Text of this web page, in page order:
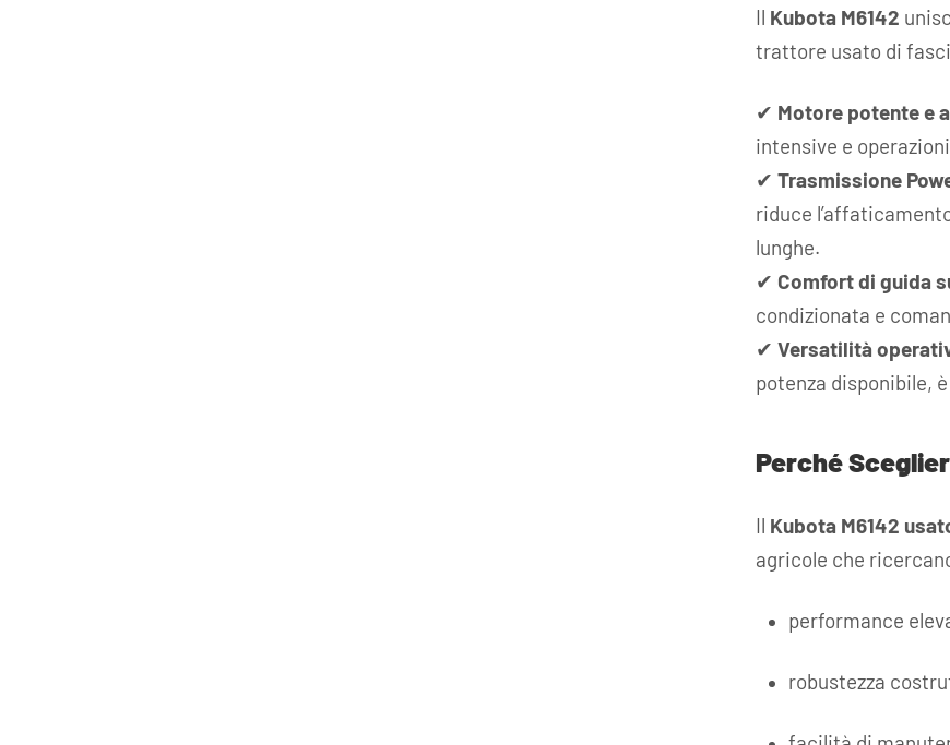
Il Kubota M6142
trattore usato di
✔ Motore potente e
intensive e
✔ Trasmissione
riduce
lunghe.
✔ Comfort di guida
condizionata e
✔ Versatilità
potenza disponibile,
Perché
Il Kubota M6142
agricole che
performance
robustezza